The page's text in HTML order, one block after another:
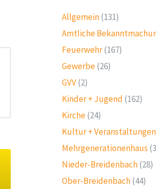
Allgemein(131)
Amtliche
Feuerwehr(167)
Gewerbe(26)
GVV(2)
Kinder + Jugend (162)
Kirche(24)
Kultur + Veranstaltungen
Mehrgenerationenhaus
Nieder-Breidenbach(28)
Ober-Breidenbach(44)